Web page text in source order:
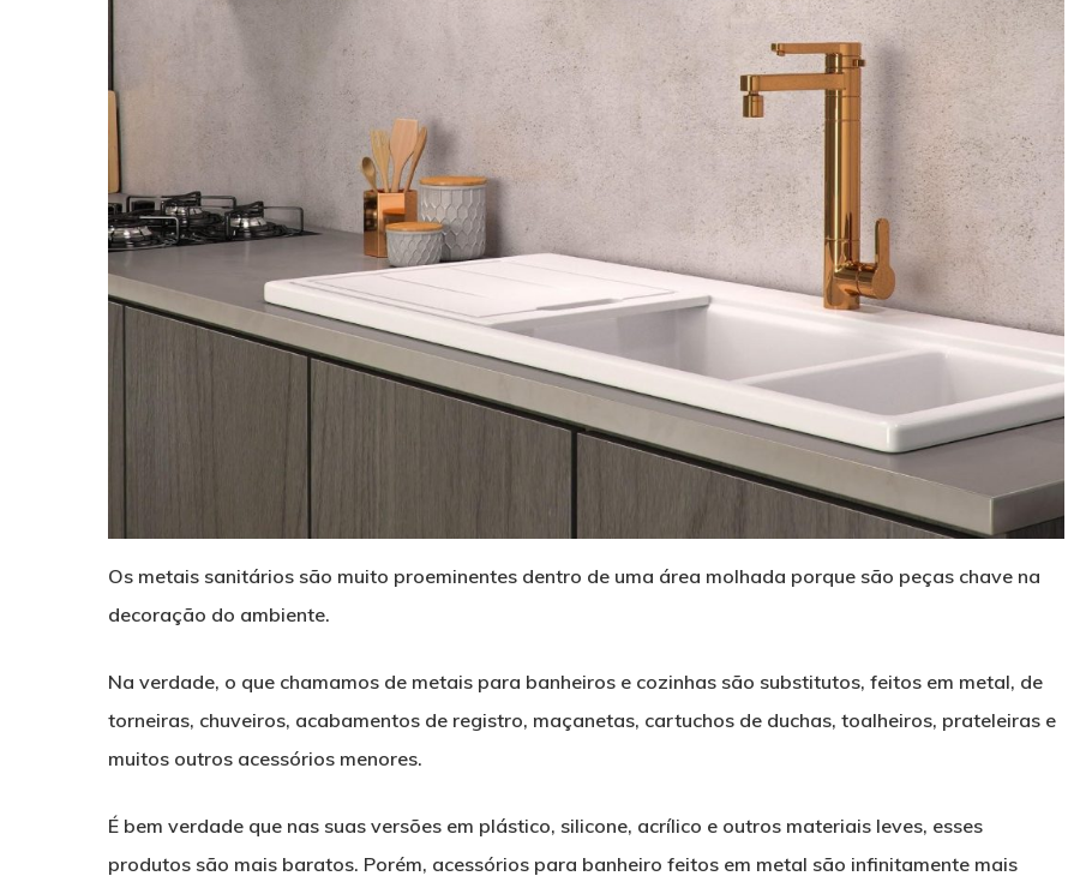
Os metais sanitários são muito proeminentes dentro de uma área molhada porque são peças chave na
decoração do ambiente.
Na verdade, o que chamamos de metais para banheiros e cozinhas são substitutos, feitos em metal, de
torneiras, chuveiros, acabamentos de registro, maçanetas, cartuchos de duchas, toalheiros, prateleiras e
muitos outros acessórios menores.
É bem verdade que nas suas versões em plástico, silicone, acrílico e outros materiais leves, esses
produtos são mais baratos. Porém, acessórios para banheiro feitos em metal são infinitamente mais